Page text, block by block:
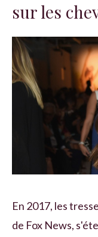
sur les
En 2017, les
de Fox News,